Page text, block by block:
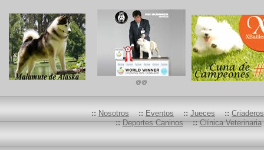
@@
:: Nosotros :: Eventos :: Jueces ::
:: Deportes Caninos :: Clínica Veterinaria